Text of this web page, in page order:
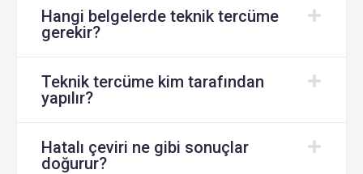
Hangi belgelerde teknik tercüme
gerekir?
Teknik tercüme kim tarafından
yapılır?
Hatalı çeviri ne gibi sonuçlar
doğurur?